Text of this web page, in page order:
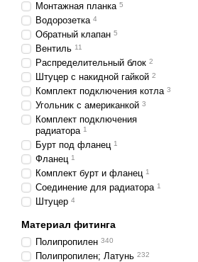
Монтажная планка 5
Водорозетка 4
Обратный клапан 5
Вентиль 11
Распределительный блок 2
Штуцер с накидной гайкой 2
Комплект подключения котла 3
Угольник с американкой 3
Комплект подключения
радиатора 1
Бурт под фланец 1
Фланец 1
Комплект бурт и фланец 1
Соединение для радиатора 1
Штуцер 4
Материал фитинга
Полипропилен 340
Полипропилен; Латунь 232